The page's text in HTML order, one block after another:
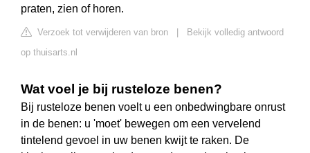
praten, zien of horen.
Verzoek tot verwijderen van bron
Bekijk volledig antwoord
op thuisarts.nl
Wat voel je bij rusteloze benen?
Bij rusteloze benen voelt u een onbedwingbare onrust
in de benen: u 'moet' bewegen om een vervelend
tintelend gevoel in uw benen kwijt te raken. De